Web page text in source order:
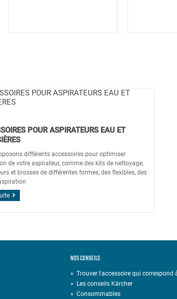
POUR ASPIRATEURS EAU ET
différents accessoires pour optimiser
de votre aspirateur, comme des kits de nettoyage,
et brosses de différentes formes, des flexibles, des
NOS CONSEILS
» Trouver l'accessoire qui correspond
» Les conseils Kärcher
» Consommables